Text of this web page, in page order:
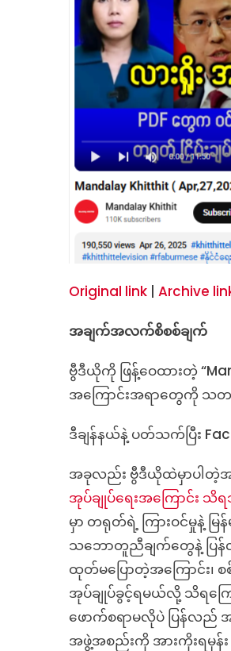
Original link | Archive
အချက်အလက်စိစစ်ချက်
ဗွီဒီယိုကို ဖြန့်ဝေထားတဲ့
အကြောင်းအရာတွေကို သတင်
ဒီချန်နယ်နဲ့ ပတ်သက်ပြီး
အခုလည်း ဗွီဒီယိုထဲမှာပါတဲ့အက
အုပ်ချုပ်ရေးအကြောင်း သိရ
မှာ တရုတ်ရဲ့ ကြားဝင်မှုနဲ့ မ
သဘောတူညီချက်တွေနဲ့ ပ
ထုတ်မပြောတဲ့အကြောင်း၊
အုပ်ချုပ်ခွင့်ရမယ်လို့ သိရက
ဖောက်စရာမလိုပဲ ပြန်လည်
အဖွဲ့အစည်းကို အားကိုးရမှန်